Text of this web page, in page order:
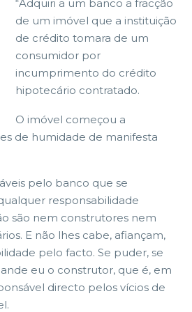
“Adquiri a um banco a fracção
de um imóvel que a instituição
de crédito tomara de um
consumidor por
incumprimento do crédito
hipotecário contratado.
O imóvel começou a
de humidade de manifesta
pelo banco que se
responsabilidade
são nem construtores nem
E não lhes cabe, afiançam,
pelo facto. Se puder, se
eu o construtor, que é, em
directo pelos vícios de